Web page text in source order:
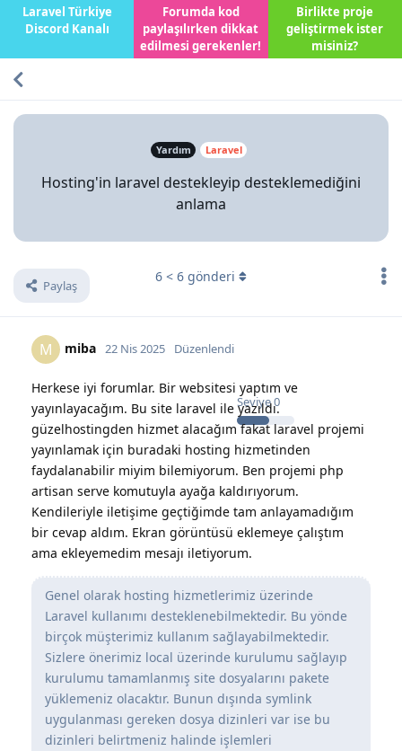
Laravel Türkiye
Discord Kanalı
Forumda kod
paylaşılırken dikkat
edilmesi gerekenler!
Birlikte proje
geliştirmek ister
misiniz?
Yardım Laravel
Hosting'in laravel destekleyip desteklemediğini
anlama
Paylaş
6 < 6 gönderi
M miba
Seviye0
22 Nis 2025 Düzenlendi
Herkese iyi forumlar. Bir websitesi yaptım ve
yayınlayacağım. Bu site laravel ile yazıldı.
güzelhostingden hizmet alacağım fakat laravel projemi
yayınlamak için buradaki hosting hizmetinden
faydalanabilir miyim bilemiyorum. Ben projemi php
artisan serve komutuyla ayağa kaldırıyorum.
Kendileriyle iletişime geçtiğimde tam anlayamadığım
bir cevap aldım. Ekran görüntüsü eklemeye çalıştım
ama ekleyemedim mesajı iletiyorum.
Genel olarak hosting hizmetlerimiz üzerinde
Laravel kullanımı desteklenebilmektedir. Bu yönde
birçok müşterimiz kullanım sağlayabilmektedir.
Sizlere önerimiz local üzerinde kurulumu sağlayıp
kurulumu tamamlanmış site dosyalarını pakete
yüklemeniz olacaktır. Bunun dışında symlink
uygulanması gereken dosya dizinleri var ise bu
dizinleri belirtmeniz halinde işlemleri